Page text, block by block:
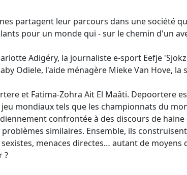
partagent leur parcours dans une société
pour un monde qui - sur le chemin d'un
Adigéry, la journaliste e-sport Eefje
Odiele, l'aide ménagère Mieke Van Hove,
et Fatima-Zohra Ait El Maâti. Depoortere
mondiaux tels que les championnats du
confrontée à des discours de
similaires. Ensemble, ils
menaces directes… autant de
?